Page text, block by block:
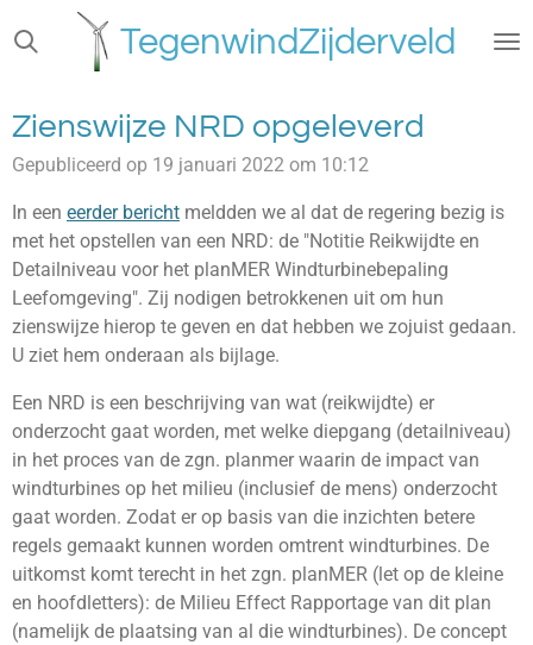
Ga
direct
de
hoofdinhoud
TegenwindZijderveld
Zienswijze NRD opgeleverd
Gepubliceerd op 19 januari 2022 om 10:12
In een eerder bericht meldden we al dat de regering bezig is
met het opstellen van een NRD: de "Notitie Reikwijdte en
Detailniveau voor het planMER Windturbinebepaling
Leefomgeving". Zij nodigen betrokkenen uit om hun
zienswijze hierop te geven en dat hebben we zojuist gedaan.
U ziet hem onderaan als bijlage.
Een NRD is een beschrijving van wat (reikwijdte) er
onderzocht gaat worden, met welke diepgang (detailniveau)
in het proces van de zgn. planmer waarin de impact van
windturbines op het milieu (inclusief de mens) onderzocht
gaat worden. Zodat er op basis van die inzichten betere
regels gemaakt kunnen worden omtrent windturbines. De
uitkomst komt terecht in het zgn. planMER (let op de kleine
en hoofdletters): de Milieu Effect Rapportage van dit plan
(namelijk de plaatsing van al die windturbines). De concept